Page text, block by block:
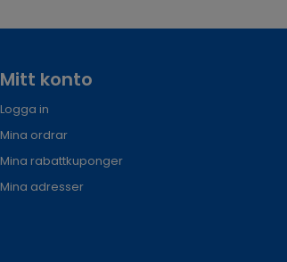
Mitt konto
Logga in
Mina ordrar
Mina rabattkuponger
Mina adresser